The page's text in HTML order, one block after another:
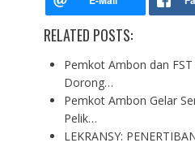
RELATED POSTS:
Pemkot Ambon dan
Dorong…
Pemkot Ambon Gelar
Pelik…
LEKRANSY: